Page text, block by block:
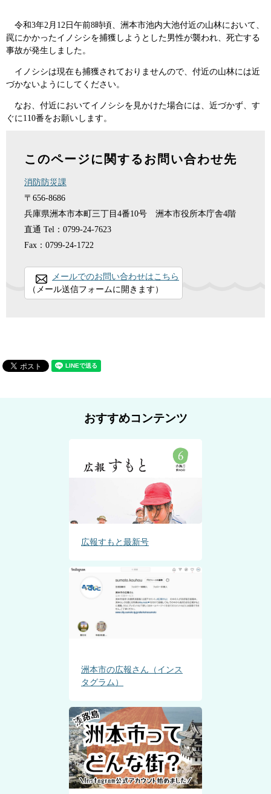
令和3年2月12日午前8時頃、洲本市池内大池付近の山林において、
罠にかかったイノシシを捕獲しようとした男性が襲われ、死亡する
事故が発生しました。
イノシシは現在も捕獲されておりませんので、付近の山林には近
づかないようにしてください。
なお、付近においてイノシシを見かけた場合には、近づかず、す
ぐに110番をお願いします。
このページに関するお問い合わせ先
消防防災課
〒656-8686
兵庫県洲本市本町三丁目4番10号 洲本市役所本庁舎4階
直通 Tel：0799-24-7623
Fax：0799-24-1722
メールでのお問い合わせはこちら
（メール送信フォームに開きます）
おすすめコンテンツ
広報すもと最新号
洲本市の広報さん（インス
タグラム）